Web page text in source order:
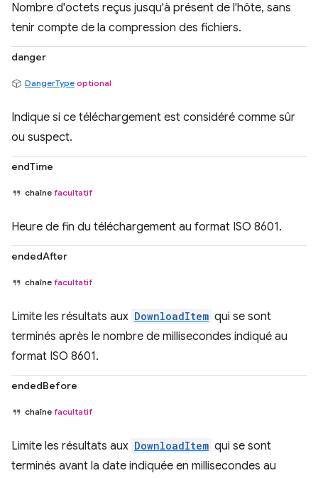
Nombre d'octets reçus jusqu'à présent de l'hôte, sans
tenir compte de la compression des fichiers.
danger
DangerType optional
Indique si ce téléchargement est considéré comme sûr
ou suspect.
endTime
chaîne facultatif
Heure de fin du téléchargement au format ISO 8601.
endedAfter
chaîne facultatif
Limite les résultats aux DownloadItem qui se sont
terminés après le nombre de millisecondes indiqué au
format ISO 8601.
endedBefore
chaîne facultatif
Limite les résultats aux DownloadItem qui se sont
terminés avant la date indiquée en millisecondes au